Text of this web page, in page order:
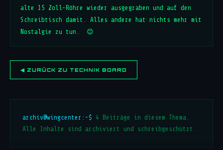
alte 15 Zoll-Röhre wieder ausgegraben und auf den
Schreibtisch damit. Alles andere hat nichts mehr mit
Nostalgie zu tun. 😊
◀ ZURÜCK ZU TECHNIK BOARD
archiv@wingcenter:~$ 4 Beiträge in diesem Thema.
Alle Inhalte sind archiviert und schreibgeschützt.